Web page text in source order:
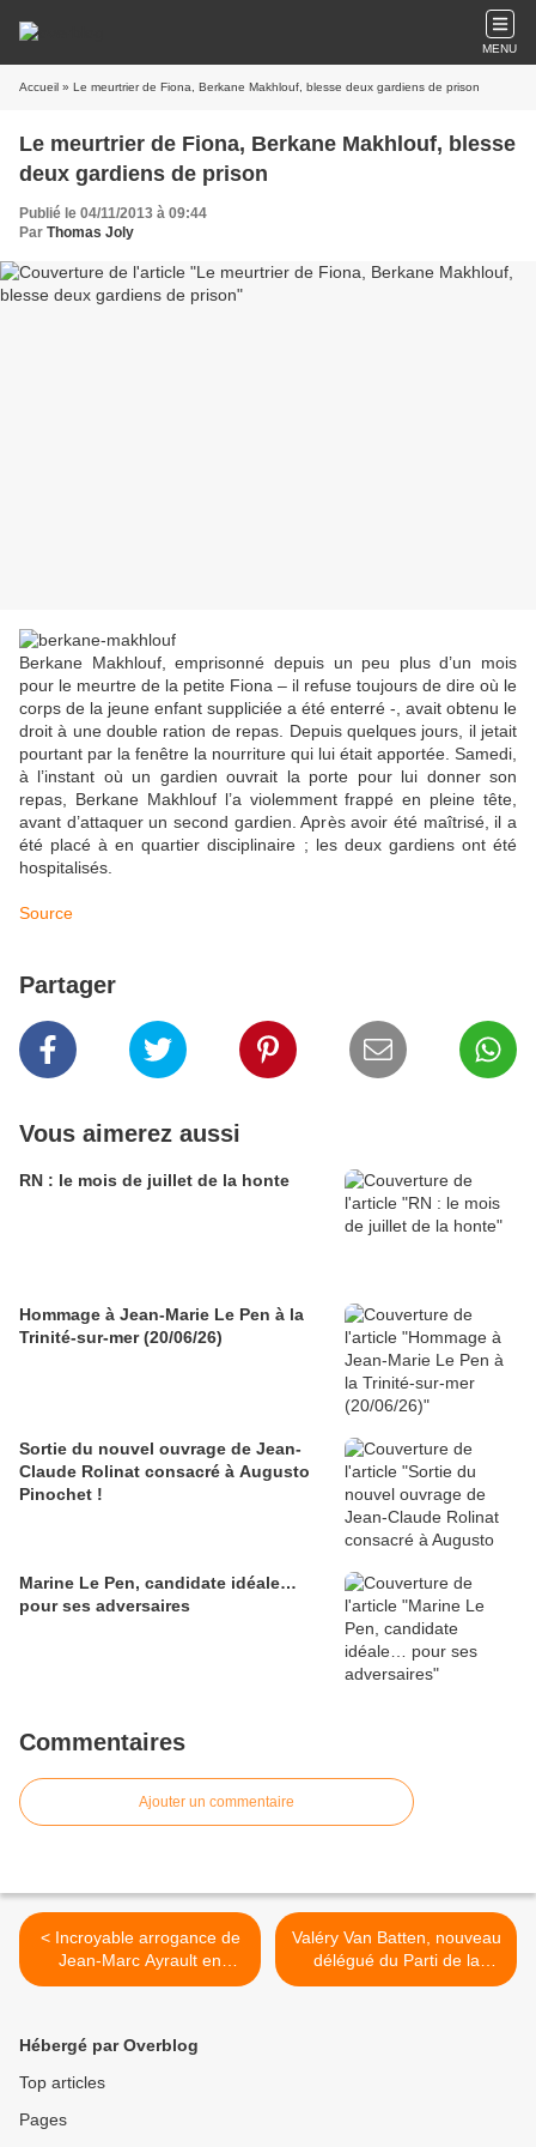
MENU
Accueil » Le meurtrier de Fiona, Berkane Makhlouf, blesse deux gardiens de prison
Le meurtrier de Fiona, Berkane Makhlouf, blesse
deux gardiens de prison
Publié le 04/11/2013 à 09:44
Par Thomas Joly
Berkane Makhlouf, emprisonné depuis un peu plus d’un mois
pour le meurtre de la petite Fiona – il refuse toujours de dire où le
corps de la jeune enfant suppliciée a été enterré -, avait obtenu le
droit à une double ration de repas. Depuis quelques jours, il jetait
pourtant par la fenêtre la nourriture qui lui était apportée. Samedi,
à l’instant où un gardien ouvrait la porte pour lui donner son
repas, Berkane Makhlouf l’a violemment frappé en pleine tête,
avant d’attaquer un second gardien. Après avoir été maîtrisé, il a
été placé à en quartier disciplinaire ; les deux gardiens ont été
hospitalisés.
Source
Partager
Vous aimerez aussi
RN : le mois de juillet de la honte
Hommage à Jean-Marie Le Pen à la
Trinité-sur-mer (20/06/26)
Sortie du nouvel ouvrage de Jean-
Claude Rolinat consacré à Augusto
Pinochet !
Marine Le Pen, candidate idéale…
pour ses adversaires
Commentaires
Ajouter un commentaire
< Incroyable arrogance de
Jean-Marc Ayrault en
Russie
Valéry Van Batten, nouveau
délégué du Parti de la
France pour le Loiret >
Hébergé par Overblog
Top articles
Pages